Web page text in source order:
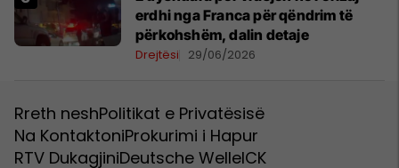
erdhi nga Franca për qëndrim të
përkohshëm, dalin detaje
Drejtësi 29/06/2026
Rreth neshPolitikat e Privatësisë
Na KontaktoniProkurimi i Hapur
RTV DukagjiniDeutsche WelleICK